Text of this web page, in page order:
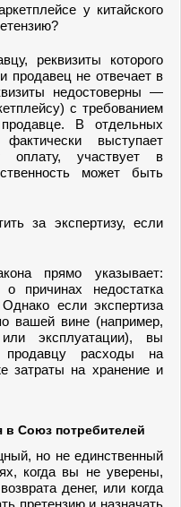
у китайского
реквизиты которого
продавец не отвечает в
недостоверны —
с требованием
В отдельных
выступает
оплату, участвует в
может быть
за экспертизу, если
прямо указывает:
причинах недостатка
если экспертиза
вашей вине (например,
эксплуатации), вы
продавцу расходы на
затраты на хранение и
в Союз потребителей
но не единственный
когда вы не уверены,
денег, или когда
претензию и назначать